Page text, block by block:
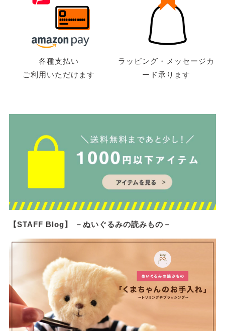
各種支払い
ご利用いただけます
ラッピング・メッセージカ
ード承ります
【STAFF Blog】 －ぬいぐるみの読みもの－